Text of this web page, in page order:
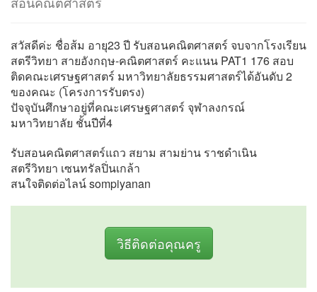
สวัสดีค่ะ ชื่อส้ม อายุ23 ปี รับสอนคณิตศาสตร์ จบจากโรงเรียน
สตรีวิทยา สายอังกฤษ-คณิตศาสตร์ คะแนน PAT1 176 สอบ
ติดคณะเศรษฐศาสตร์ มหาวิทยาลัยธรรมศาสตร์ได้อันดับ 2
ของคณะ (โครงการรับตรง)
ปัจจุบันศึกษาอยู่ที่คณะเศรษฐศาสตร์ จุฬาลงกรณ์
มหาวิทยาลัย ชั้นปีที่4
รับสอนคณิตศาสตร์แถว สยาม สามย่าน ราชดำเนิน
สตรีวิทยา เซนทรัลปิ่นเกล้า
สนใจติดต่อไลน์ sompiyanan
วิธีติดต่อคุณครู